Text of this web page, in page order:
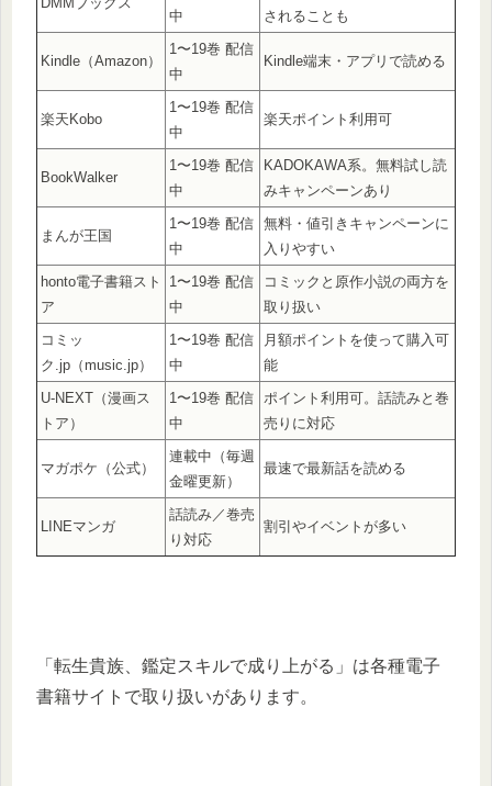
中
されることも
Kindle（Amazon）
1〜19巻 配信
中
Kindle端末・アプリで読める
楽天Kobo
1〜19巻 配信
中
楽天ポイント利用可
BookWalker
1〜19巻 配信
中
KADOKAWA系。無料試し読
みキャンペーンあり
まんが王国
1〜19巻 配信
中
無料・値引きキャンペーンに
入りやすい
honto電子書籍スト
ア
1〜19巻 配信
中
コミックと原作小説の両方を
取り扱い
コミッ
ク.jp（music.jp）
1〜19巻 配信
中
月額ポイントを使って購入可
能
U-NEXT（漫画ス
トア）
1〜19巻 配信
中
ポイント利用可。話読みと巻
売りに対応
マガポケ（公式）
連載中（毎週
金曜更新）
最速で最新話を読める
LINEマンガ
話読み／巻売
り対応
割引やイベントが多い
「転生貴族、鑑定スキルで成り上がる」は各種電子
書籍サイトで取り扱いがあります。